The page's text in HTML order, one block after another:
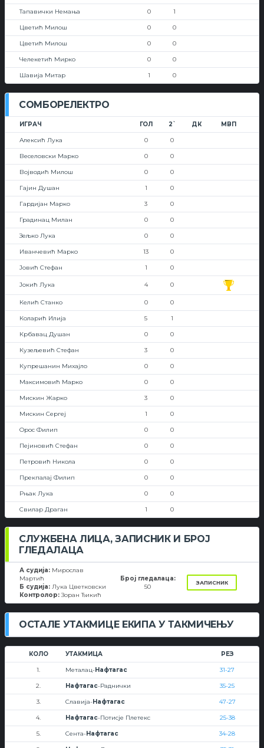
Тапавички Немања 0 1
Цветић Милош 0 0
Цветић Милош 0 0
Челекетић Мирко 0 0
Шавија Митар 1 0
СОМБОРЕЛЕКТРО
ИГРАЧ ГОЛ 2` ДК МВП
Алексић Лука 0 0
Веселовски Марко 0 0
Војводић Милош 0 0
Гајин Душан 1 0
Гардијан Марко 3 0
Градинац Милан 0 0
Зељко Лука 0 0
Иванчевић Марко 13 0
Јовић Стефан 1 0
Јокић Лука 4 0
Келић Станко 0 0
Коларић Илија 5 1
Крбавац Душан 0 0
Кузељевић Стефан 3 0
Купрешанин Михајло 0 0
Максимовић Марко 0 0
Мискин Жарко 3 0
Мискин Сергеј 1 0
Орос Филип 0 0
Пејиновић Стефан 0 0
Петровић Никола 0 0
Прекпалај Филип 0 0
Рњак Лука 0 0
Свилар Драган 1 0
СЛУЖБЕНА ЛИЦА, ЗАПИСНИК И БРОЈ
ГЛЕДАЛАЦА
А судија: Мирослав
Мартић
Б судија: Лука Цветковски
Контролор: Зоран Ђикић
Број гледалаца:
50
ЗАПИСНИК
ОСТАЛЕ УТАКМИЦЕ ЕКИПА У ТАКМИЧЕЊУ
КОЛО УТАКМИЦА РЕЗ
1. Металац-Нафтагас 31-27
2. Нафтагас-Раднички 35-25
3. Славија-Нафтагас 47-27
4. Нафтагас-Потисје Плетекс 25-38
5. Сента-Нафтагас 34-28